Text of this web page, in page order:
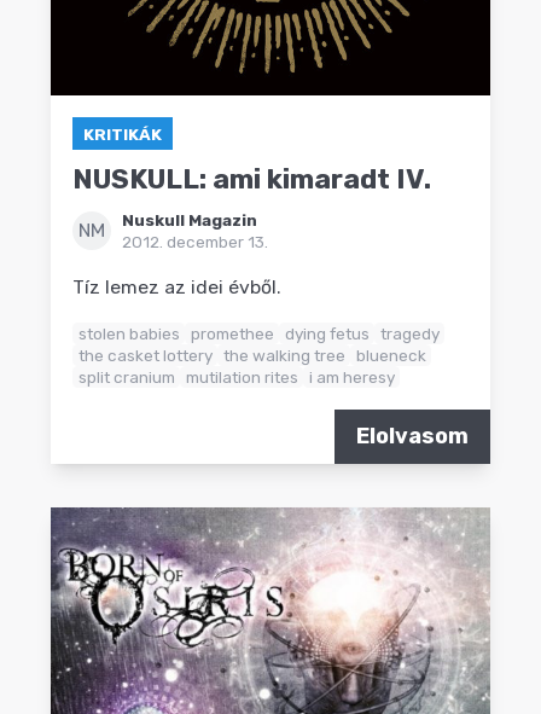
KRITIKÁK
NUSKULL: ami kimaradt IV.
NM
Nuskull Magazin
2012. december 13.
Tíz lemez az idei évből.
stolen babies promethee dying fetus
tragedy
the casket lottery the walking tree
blueneck
split cranium
mutilation rites i am heresy
Elolvasom